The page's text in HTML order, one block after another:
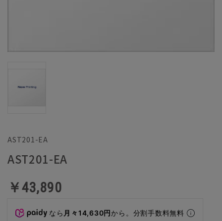
AST201-EA
AST201-EA
￥43,890
なら 月々14,630円から。分割手数料無料